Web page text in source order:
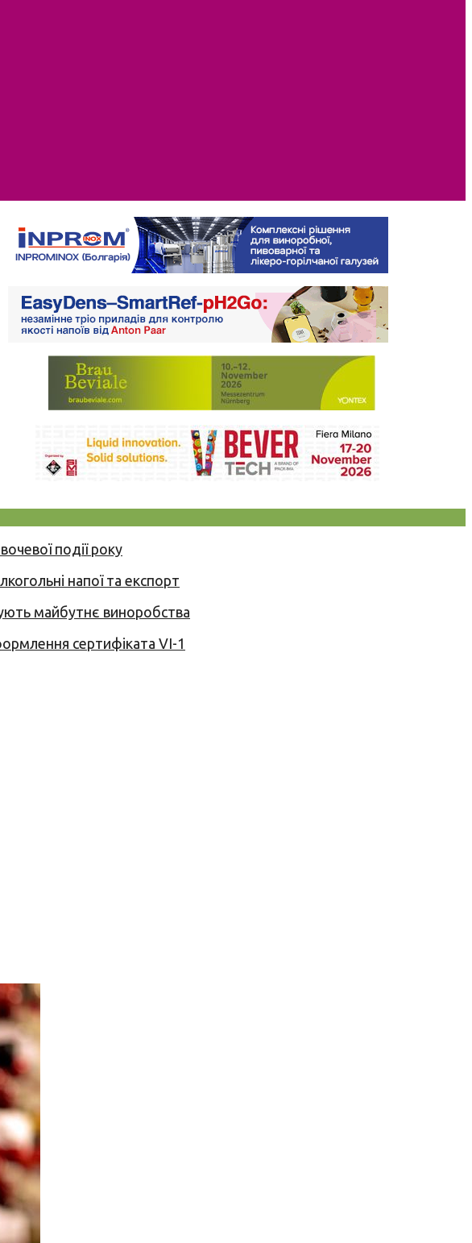
події року
напої та експорт
майбутнє виноробства
сертифіката VI-1